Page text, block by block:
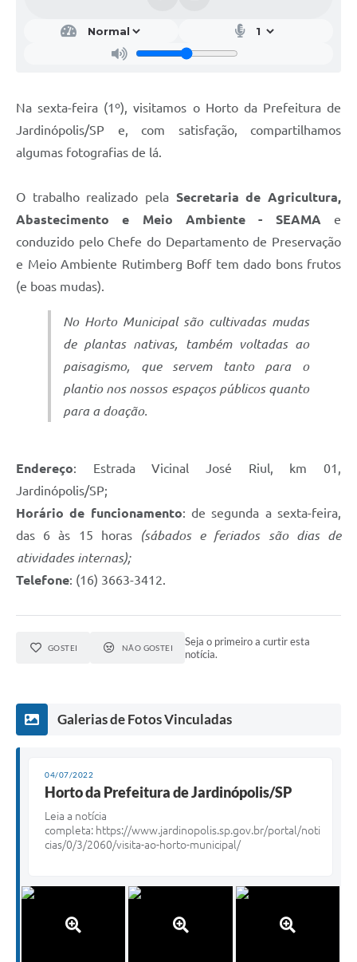
Na sexta-feira (1º), visitamos o Horto da Prefeitura de
Jardinópolis/SP e, com satisfação, compartilhamos
algumas fotografias de lá.
O trabalho realizado pela Secretaria de Agricultura,
Abastecimento e Meio Ambiente - SEAMA e
conduzido pelo Chefe do Departamento de Preservação
e Meio Ambiente Rutimberg Boff tem dado bons frutos
(e boas mudas).
No Horto Municipal são cultivadas mudas
de plantas nativas, também voltadas ao
paisagismo, que servem tanto para o
plantio nos nossos espaços públicos quanto
para a doação.
Endereço: Estrada Vicinal José Riul, km 01,
Jardinópolis/SP;
Horário de funcionamento: de segunda a sexta-feira,
das 6 às 15 horas
(sábados e feriados são dias de
atividades internas);
Telefone: (16) 3663-3412.
GOSTEI NÃO GOSTEI
Seja o primeiro a curtir esta
notícia.
Galerias de Fotos Vinculadas
04/07/2022
Horto da Prefeitura de Jardinópolis/SP
Leia a notícia
completa: https://www.jardinopolis.sp.gov.br/portal/noti
cias/0/3/2060/visita-ao-horto-municipal/